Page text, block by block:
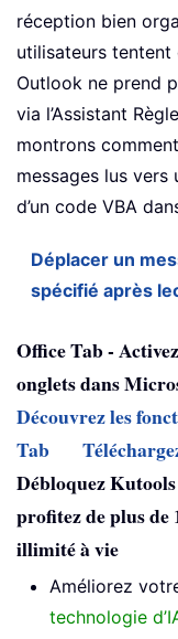
réception bien
utilisateurs
Outlook ne prend
via l’Assistant
montrons
messages lus vers
d’un code VBA
Déplacer un
spécifié après
Office Tab -
onglets dans
Découvrez les
Tab
Débloquez
profitez de plus de
illimité à vie
Améliorez
technologie